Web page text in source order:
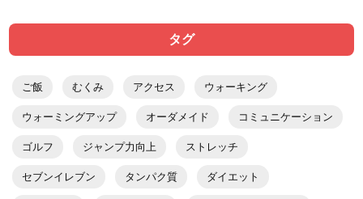
タグ
ご飯 むくみ アクセス ウォーキング
ウォーミングアップ オーダメイド コミュニケーション
ゴルフ ジャンプ力向上 ストレッチ
セブンイレブン タンパク質 ダイエット